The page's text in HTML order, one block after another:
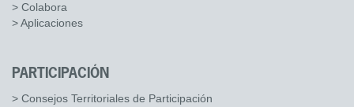
> Colabora
> Aplicaciones
PARTICIPACIÓN
> Consejos Territoriales de Participación